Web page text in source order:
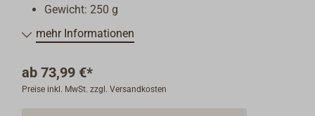
Gewicht: 250 g
mehr Informationen
ab 73,99 €*
Preise inkl. MwSt. zzgl. Versandkosten